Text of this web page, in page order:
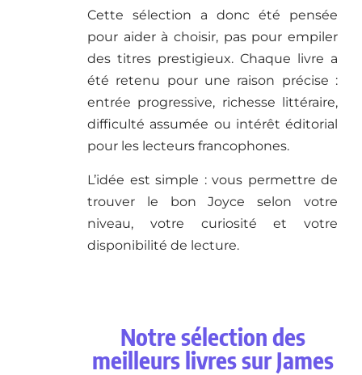
Cette sélection a donc été pensée
pour aider à choisir, pas pour empiler
des titres prestigieux. Chaque livre a
été retenu pour une raison précise :
entrée progressive, richesse littéraire,
difficulté assumée ou intérêt éditorial
pour les lecteurs francophones.
L’idée est simple : vous permettre de
trouver le bon Joyce selon votre
niveau, votre curiosité et votre
disponibilité de lecture.
Notre sélection des
meilleurs livres sur James